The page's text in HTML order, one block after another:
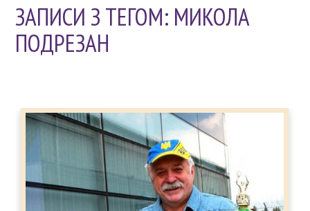
ЗАПИСИ З ТЕГОМ: МИКОЛА
ПОДРЕЗАН